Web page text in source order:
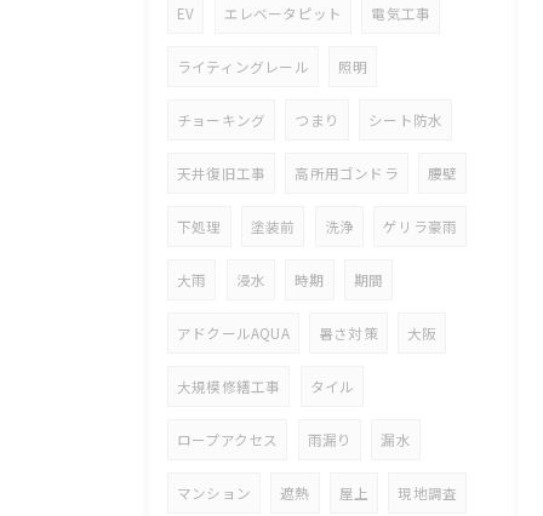
EV エレベータピット 電気工事
ライティングレール 照明
チョーキング つまり シート防水
天井復旧工事 高所用ゴンドラ 腰壁
下処理 塗装前 洗浄 ゲリラ豪雨
大雨 浸水 時期 期間
アドクールAQUA 暑さ対策 大阪
大規模修繕工事 タイル
ロープアクセス 雨漏り 漏水
マンション 遮熱 屋上 現地調査